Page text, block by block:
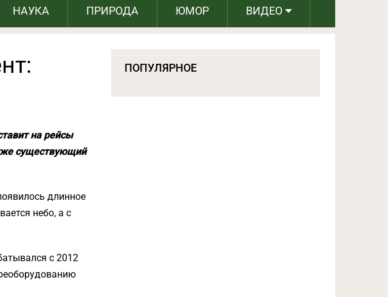
НАУКА ПРИРОДА ЮМОР ВИДЕО
на рейсы
существующий
длинное
небо, а с
с 2012
ПОПУЛЯРНОЕ